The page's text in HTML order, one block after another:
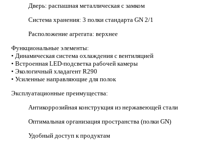
Дверь: распашная металлическая с замком
Система хранения: 3 полки стандарта GN 2/1
Расположение агрегата: верхнее
Функциональные элементы:
• Динамическая система охлаждения с вентиляцией
• Встроенная LED-подсветка рабочей камеры
• Экологичный хладагент R290
• Усиленные направляющие для полок
Эксплуатационные преимущества:
Антикоррозийная конструкция из нержавеющей стали
Оптимальная организация пространства (полки GN)
Удобный доступ к продуктам